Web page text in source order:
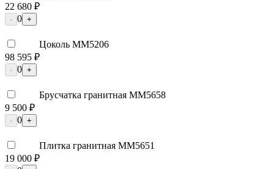
22 680 ₽
- 0 +
Цоколь ММ5206
98 595 ₽
- 0 +
Брусчатка гранитная ММ5658
9 500 ₽
- 0 +
Плитка гранитная ММ5651
19 000 ₽